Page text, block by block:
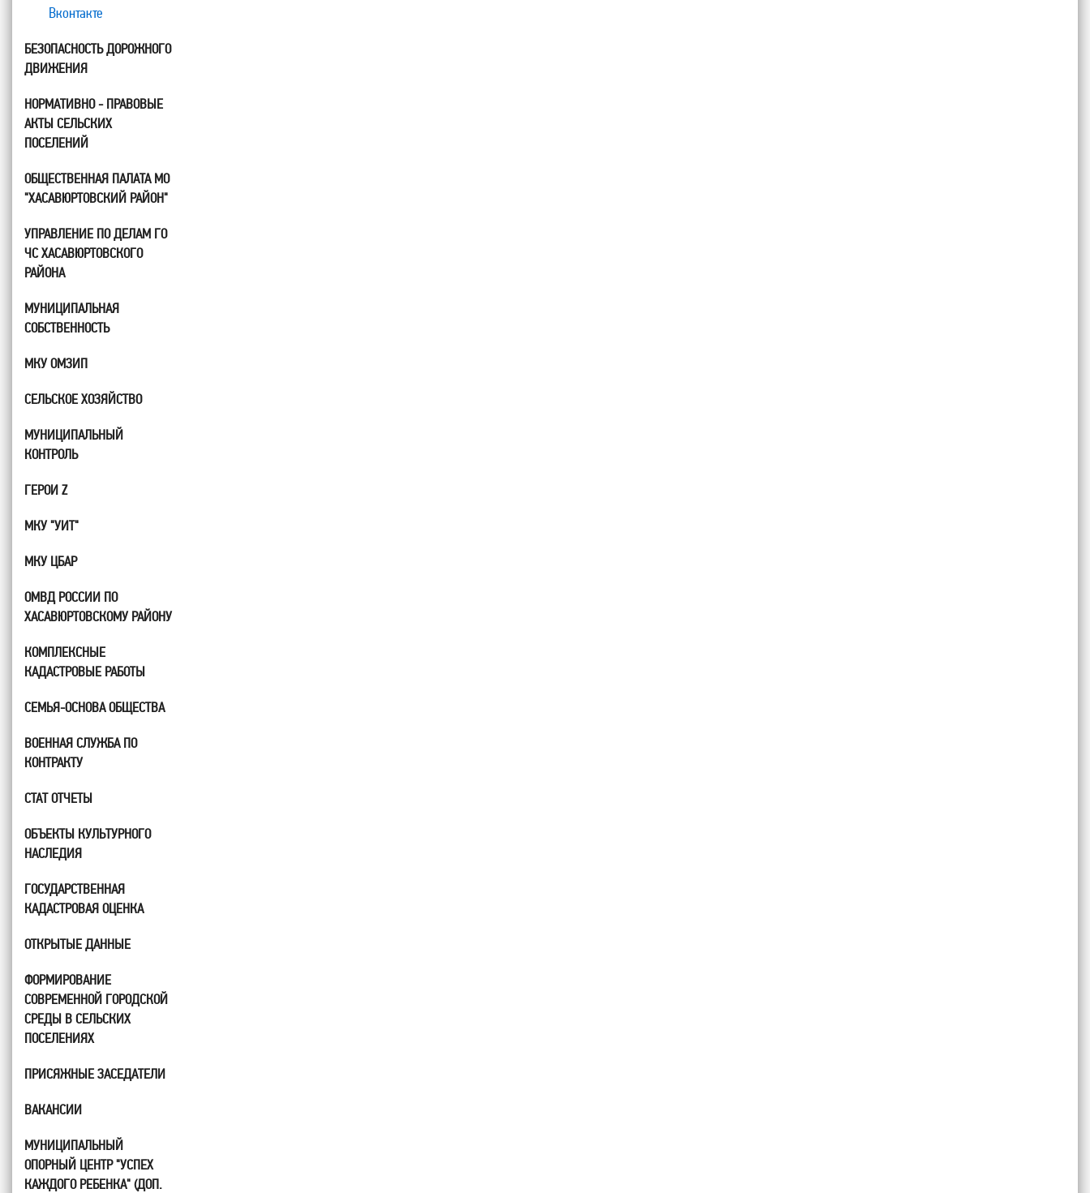
Вконтакте
БЕЗОПАСНОСТЬ ДОРОЖНОГО
ДВИЖЕНИЯ
НОРМАТИВНО - ПРАВОВЫЕ
АКТЫ СЕЛЬСКИХ
ПОСЕЛЕНИЙ
ОБЩЕСТВЕННАЯ ПАЛАТА МО
"ХАСАВЮРТОВСКИЙ РАЙОН"
УПРАВЛЕНИЕ ПО ДЕЛАМ ГО
ЧС ХАСАВЮРТОВСКОГО
РАЙОНА
МУНИЦИПАЛЬНАЯ
СОБСТВЕННОСТЬ
МКУ ОМЗИП
СЕЛЬСКОЕ ХОЗЯЙСТВО
МУНИЦИПАЛЬНЫЙ
КОНТРОЛЬ
ГЕРОИ Z
МКУ "УИТ"
МКУ ЦБАР
ОМВД РОССИИ ПО
ХАСАВЮРТОВСКОМУ РАЙОНУ
КОМПЛЕКСНЫЕ
КАДАСТРОВЫЕ РАБОТЫ
СЕМЬЯ-ОСНОВА ОБЩЕСТВА
ВОЕННАЯ СЛУЖБА ПО
КОНТРАКТУ
СТАТ ОТЧЕТЫ
ОБЪЕКТЫ КУЛЬТУРНОГО
НАСЛЕДИЯ
ГОСУДАРСТВЕННАЯ
КАДАСТРОВАЯ ОЦЕНКА
ОТКРЫТЫЕ ДАННЫЕ
ФОРМИРОВАНИЕ
СОВРЕМЕННОЙ ГОРОДСКОЙ
СРЕДЫ В СЕЛЬСКИХ
ПОСЕЛЕНИЯХ
ПРИСЯЖНЫЕ ЗАСЕДАТЕЛИ
ВАКАНСИИ
МУНИЦИПАЛЬНЫЙ
ОПОРНЫЙ ЦЕНТР "УСПЕХ
КАЖДОГО РЕБЕНКА" (ДОП.